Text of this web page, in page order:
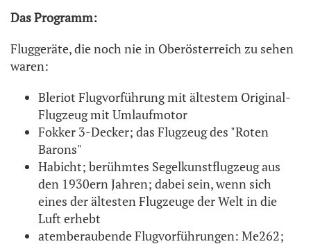
Das Programm:
Fluggeräte, die noch nie in Oberösterreich zu sehen
waren:
Bleriot Flugvorführung mit ältestem Original-
Flugzeug mit Umlaufmotor
Fokker 3-Decker; das Flugzeug des "Roten
Barons"
Habicht; berühmtes Segelkunstflugzeug aus
den 1930ern Jahren; dabei sein, wenn sich
eines der ältesten Flugzeuge der Welt in die
Luft erhebt
atemberaubende Flugvorführungen: Me262;